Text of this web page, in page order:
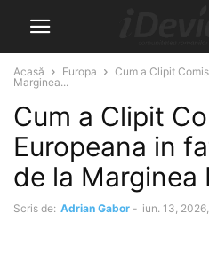
Acasă Europa
Cum a Clipit
Marginea...
Cum a Clipit
Europeana in
de la Marginea
Scris de: Adrian Gabor - iun. 13,